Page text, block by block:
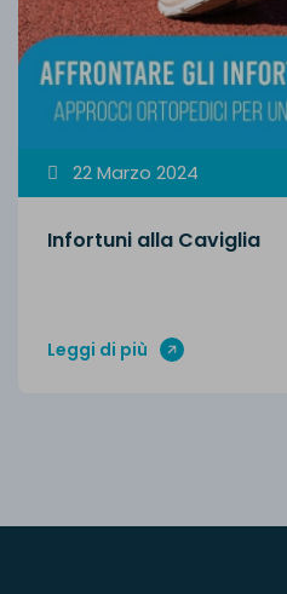
22 Marzo 2024
Infortuni alla Caviglia
Leggi di più